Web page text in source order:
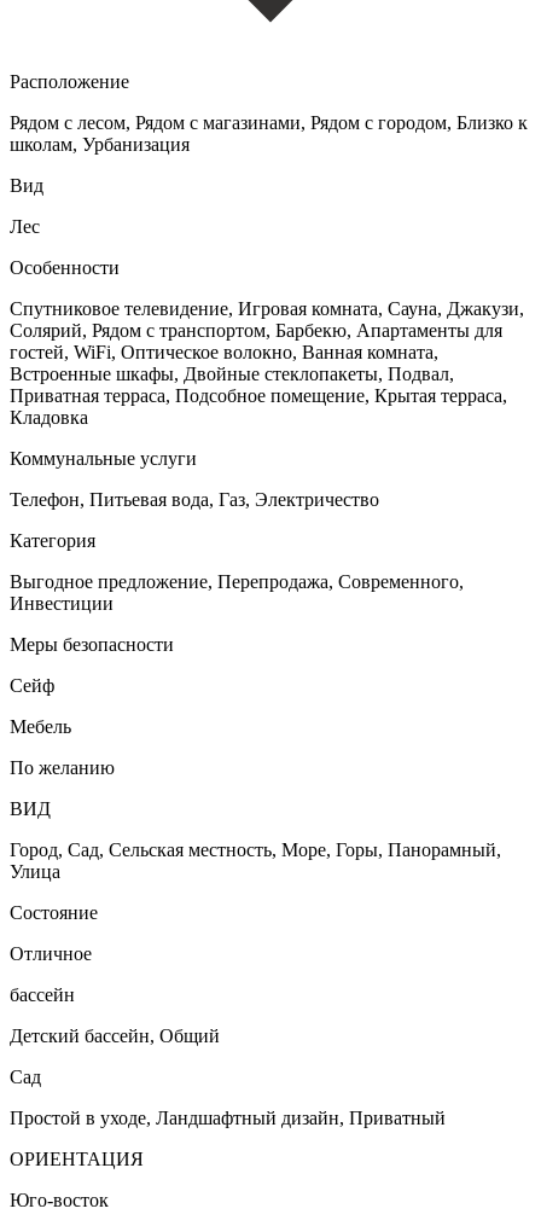
Расположение
Рядом с лесом, Рядом с магазинами, Рядом с городом, Близко к
школам, Урбанизация
Вид
Лес
Особенности
Спутниковое телевидение, Игровая комната, Сауна, Джакузи,
Солярий, Рядом с транспортом, Барбекю, Апартаменты для
гостей, WiFi, Оптическое волокно, Ванная комната,
Встроенные шкафы, Двойные стеклопакеты, Подвал,
Приватная терраса, Подсобное помещение, Крытая терраса,
Кладовка
Коммунальные услуги
Телефон, Питьевая вода, Газ, Электричество
Категория
Выгодное предложение, Перепродажа, Cовременного,
Инвестиции
Меры безопасности
Сейф
Мебель
По желанию
ВИД
Город, Сад, Сельская местность, Море, Горы, Панорамный,
Улица
Состояние
Отличное
бассейн
Детский бассейн, Общий
Сад
Простой в уходе, Ландшафтный дизайн, Приватный
ОРИЕНТАЦИЯ
Юго-восток